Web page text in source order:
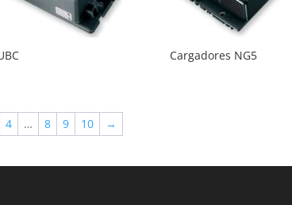
Cargadores NG5
4 … 8 9 10 →